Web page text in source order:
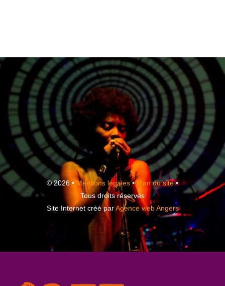
© 2026 • Mentions légales•Plan du site•
Tous droits réservés
Site Internet créé parAgence web Angers